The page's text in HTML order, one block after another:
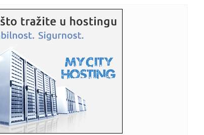
14:29: Požar kod Konjica i dalje aktivan VIDEO
14:28:
povećavaju na...
14:27:INFORMACIJA KOJA ZANIMA CELU SRBIJU: Kako gledati
sport bez kablo...
14:26:Ovo su najčešće greške koje vlasnici pasa rade tokom
vrućina
14:26:Srđan Blagojević: "Sramota me je..."